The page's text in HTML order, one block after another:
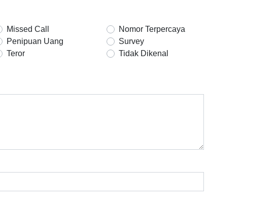
Missed Call
Nomor Terpercaya
Penipuan Uang
Survey
Teror
Tidak Dikenal